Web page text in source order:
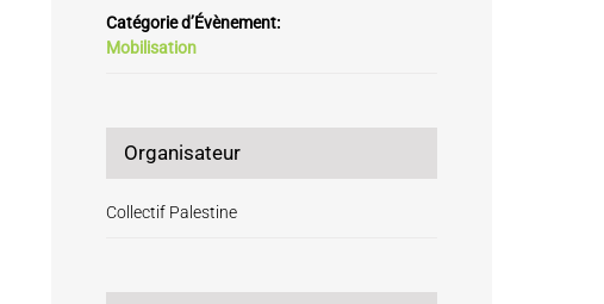
Catégorie d’Évènement:
Mobilisation
Organisateur
Collectif Palestine